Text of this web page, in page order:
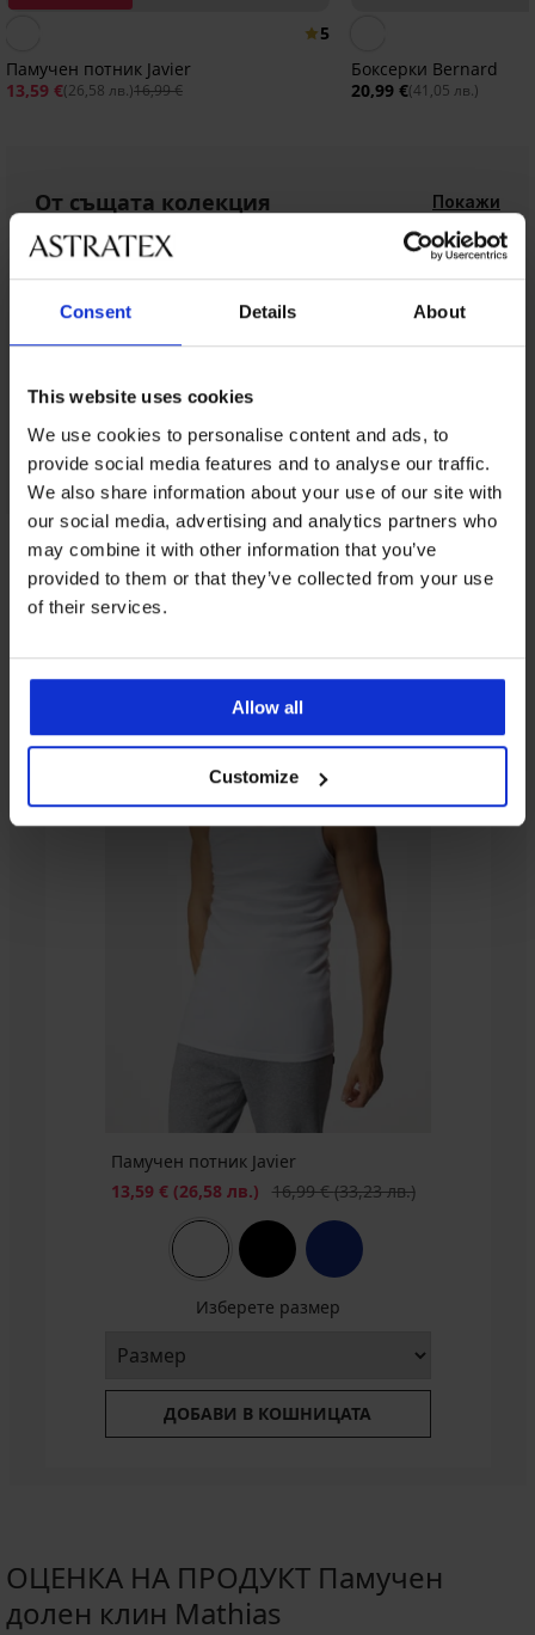
Consent Details About
This website uses cookies
We use cookies to personalise content and ads, to
provide social media features and to analyse our traffic.
We also share information about your use of our site with
our social media, advertising and analytics partners who
may combine it with other information that you’ve
provided to them or that they’ve collected from your use
of their services.
Allow all
Customize
5
Памучен потник Javier
13,59 €(26,58 лв.)16,99 €
Боксерки Bernard
20,99 €(41,05 лв.)
От същата колекция Покажи
От същата колекция
Памучен потник Javier
Намаление
13,59 € (26,58 лв.) Първоначална цена
16,99 €(33,23 лв.)
Изберете размер
ДОБАВИ В КОШНИЦАТА
ОЦЕНКА НА ПРОДУКТ Памучен
долен клин Mathias